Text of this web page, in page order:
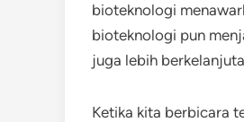
bioteknologi
bioteknologi pun
juga lebih
Ketika kita berbicara